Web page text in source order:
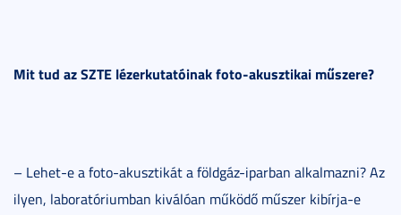
Mit tud az SZTE lézerkutatóinak foto-akusztikai műszere?
– Lehet-e a foto-akusztikát a földgáz-iparban alkalmazni? Az
ilyen, laboratóriumban kiválóan működő műszer kibírja-e